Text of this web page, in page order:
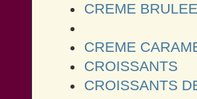
CREME BRULEE
CREME
CROISSANTS
CROISSANTS